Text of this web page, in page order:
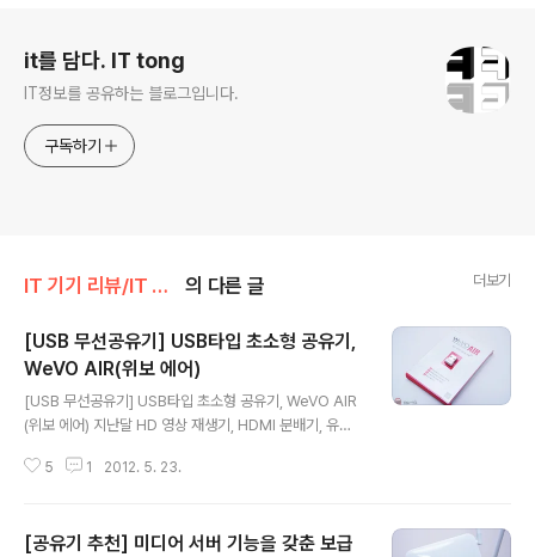
it를 담다. IT tong
IT정보를 공유하는 블로그입니다.
구독하기
IT 기기 리뷰/IT 기타 의 다른 글 더보기
[USB 무선공유기] USB타입 초소형 공유기,
WeVO AIR(위보 에어)
[USB 무선공유기] USB타입 초소형 공유기, WeVO AIR
(위보 에어) 지난달 HD 영상 재생기, HDMI 분배기, 유무
서 11n을 지원하는 초소형 USB 무선공유기 위보 에어(W
어나고 최신 무선기술은 11n(11b/g지원) 기술이 적용된
5 1 2012. 5. 23.
[공유기 추천] 미디어 서버 기능을 갖춘 보급